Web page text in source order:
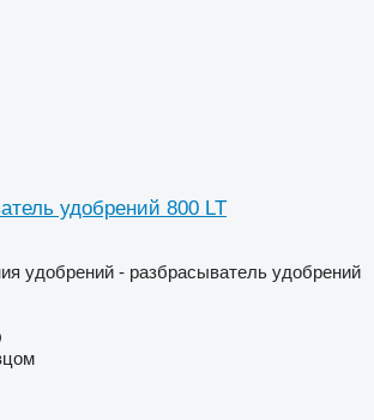
удобрений 800 LT
удобрений - разбрасыватель удобрений